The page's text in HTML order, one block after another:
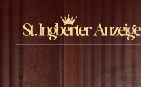
Inhalt
springen